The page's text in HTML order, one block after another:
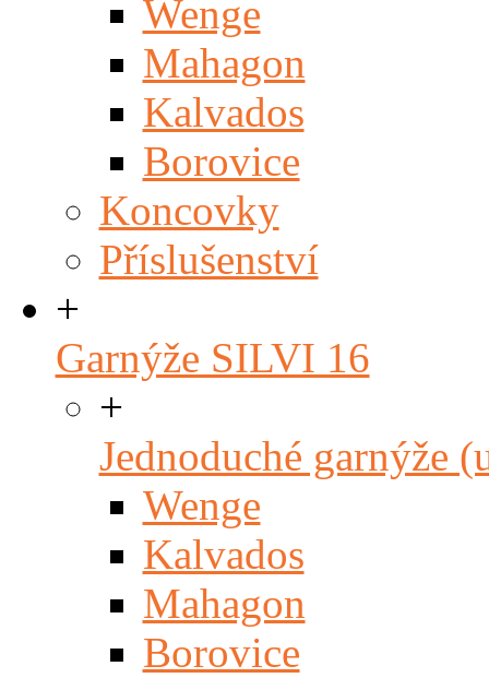
Wenge
Mahagon
Kalvados
Borovice
Koncovky
Příslušenství
+
Garnýže SILVI 16
+
Jednoduché garnýže
Wenge
Kalvados
Mahagon
Borovice